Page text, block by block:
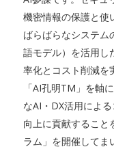
機密情報の保護と使
ばらばらなシステ
語モデル）を活用し
率化とコスト削減を
「AI孔明TM」を軸
なAI・DX活用によ
向上に貢献すること
ラム」を開催してま